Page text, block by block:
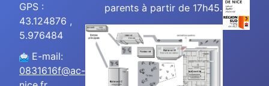
GPS :
43.124876 ,
5.976484
E-mail:
0831616f@ac-
parents à partir de 17h45.